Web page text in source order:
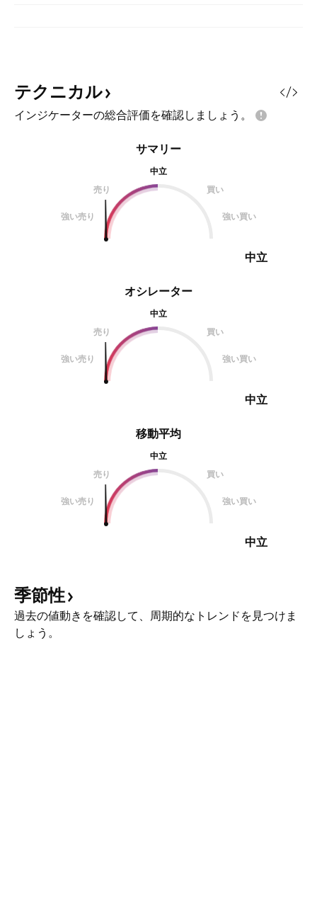
テクニカル
インジケーターの総合評価を確認しましょう。
オシレーター
中立
売り
買い
強い売り 強い買い
中立
サマリー
中立
売り
買い
強い売り 強い買い
中立
移動平均
中立
売り
買い
強い売り 強い買い
中立
季節性
過去の値動きを確認して、周期的なトレンドを見つけま
しょう。